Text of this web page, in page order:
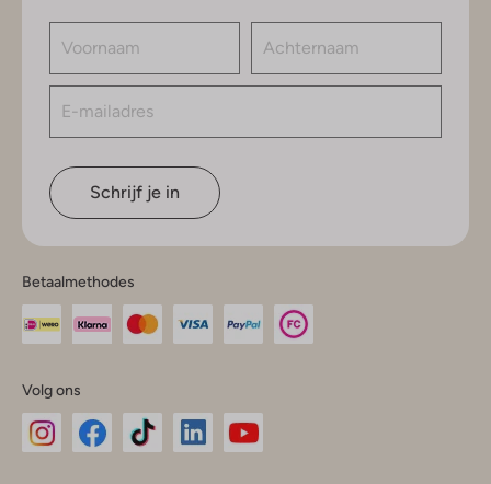
Schrijf je in
Betaalmethodes
Volg ons